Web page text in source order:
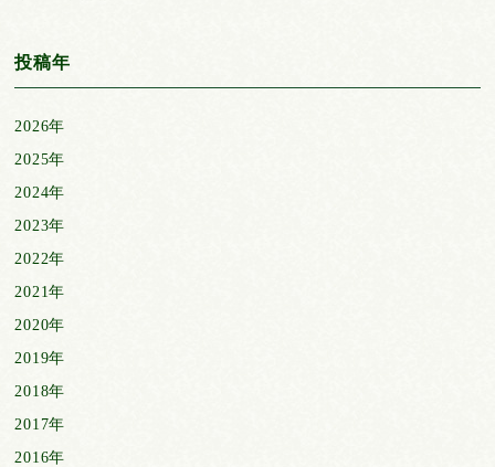
投稿年
2026年
2025年
2024年
2023年
2022年
2021年
2020年
2019年
2018年
2017年
2016年